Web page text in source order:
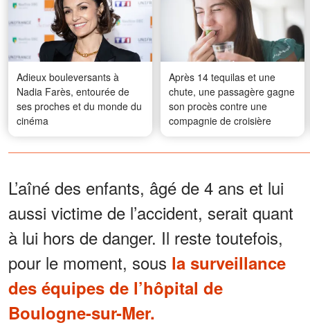
Adieux bouleversants à
Nadia Farès, entourée de
ses proches et du monde du
cinéma
Après 14 tequilas et une
chute, une passagère gagne
son procès contre une
compagnie de croisière
L’aîné des enfants, âgé de 4 ans et lui
aussi victime de l’accident, serait quant
à lui hors de danger. Il reste toutefois,
pour le moment, sous la surveillance
des équipes de l’hôpital de
Boulogne-sur-Mer.